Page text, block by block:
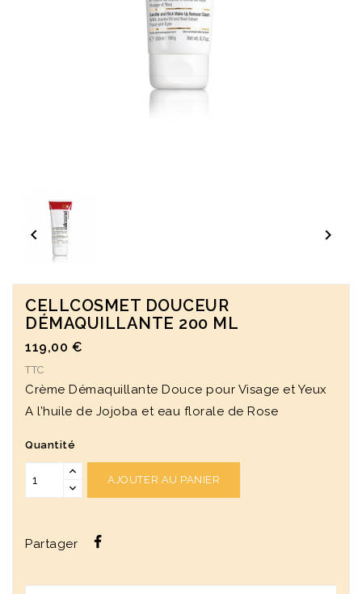
 
CELLCOSMET DOUCEUR
DÉMAQUILLANTE 200 ML
119,00 €
TTC
Crème Démaquillante Douce pour Visage et Yeux
A l’huile de Jojoba et eau florale de Rose
Quantité
AJOUTER AU PANIER
Partager